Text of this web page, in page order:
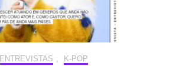
ENTREVISTAS , K-POP